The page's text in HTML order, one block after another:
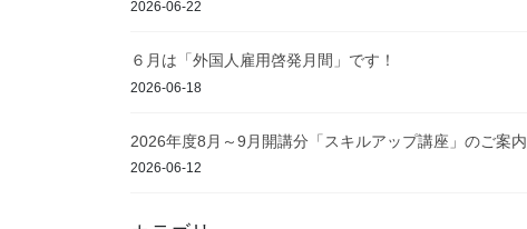
2026-06-22
６月は「外国人雇用啓発月間」です！
2026-06-18
2026年度8月～9月開講分「スキルアップ講座」のご案内
2026-06-12